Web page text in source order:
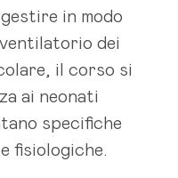
in modo
dei
il corso si
ai neonati
specifiche
fisiologiche.